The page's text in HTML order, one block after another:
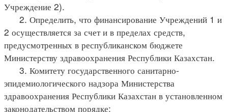
Учреждение 2).
2. Определить, что финансирование Учреждений 1 и
2 осуществляется за счет и в пределах средств,
предусмотренных в республиканском бюджете
Министерству здравоохранения Республики Казахстан.
3. Комитету государственного санитарно-
эпидемиологического надзора Министерства
здравоохранения Республики Казахстан в установленном
законодательством порядке: